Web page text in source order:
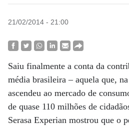
21/02/2014 - 21:00
Saiu finalmente a conta da
média brasileira – aquela que,
ascendeu ao mercado de
de quase 110 milhões de
Serasa Experian mostrou que o